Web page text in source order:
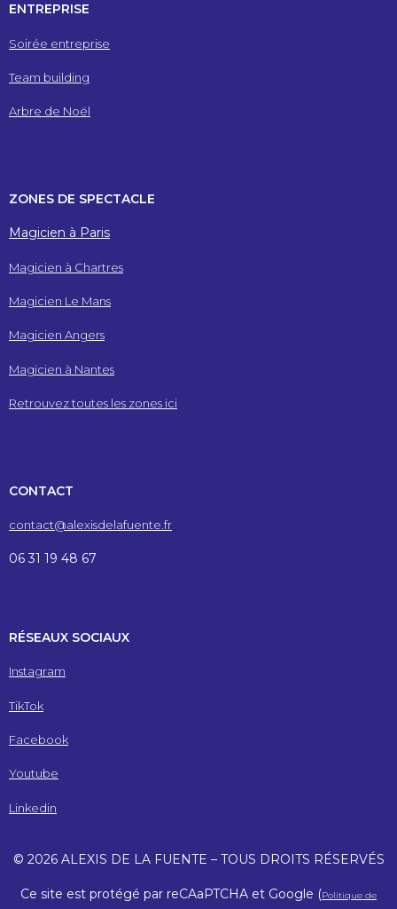
ENTREPRISE
Soirée entreprise
Team building
Arbre de Noël
ZONES DE SPECTACLE
Magicien à Paris
Magicien à Chartres
Magicien Le Mans
Magicien Angers
Magicien à Nantes
Retrouvez toutes les zones ici
CONTACT
contact@alexisdelafuente.fr
06 31 19 48 67
RÉSEAUX SOCIAUX
Instagram
TikTok
Facebook
Youtube
Linkedin
© 2026 ALEXIS DE LA FUENTE – TOUS DROITS RÉSERVÉS
Ce site est protégé par reCAaPTCHA et Google (Politique de